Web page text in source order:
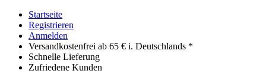
Startseite
Registrieren
Anmelden
Versandkostenfrei ab 65 € i. Deutschlands *
Schnelle Lieferung
Zufriedene Kunden